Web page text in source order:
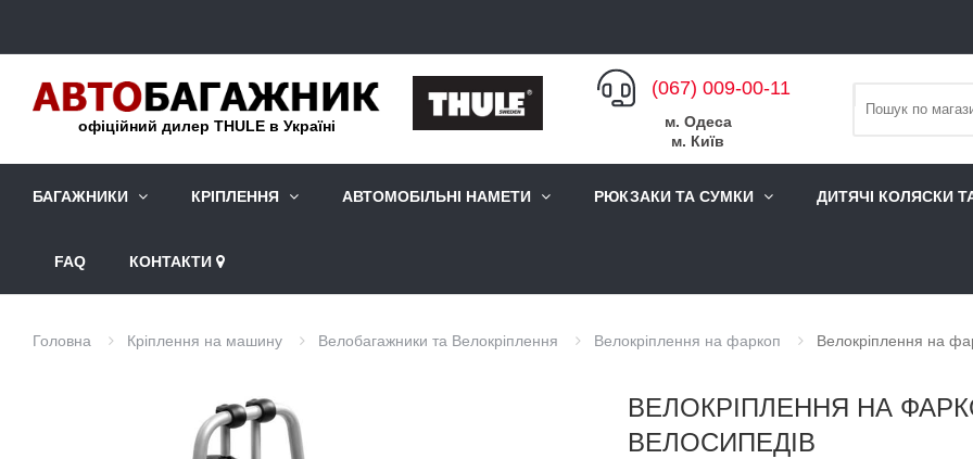
офіційний дилер THULE в Україні
(067) 009-00-11
м. Одеса
м. Київ
БАГАЖНИКИ КРІПЛЕННЯ АВТОМОБІЛЬНІ НАМЕТИ РЮКЗАКИ ТА СУМКИ ДИТЯЧІ КОЛЯСКИ
FAQ КОНТАКТИ
Головна Кріплення на машину Велобагажники та Велокріплення Велокріплення на фаркоп Велокріплення на
ВЕЛОКРІПЛЕННЯ НА
ВЕЛОСИПЕДІВ